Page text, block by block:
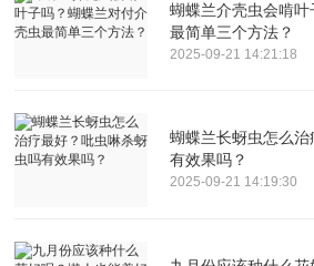
蝴蝶兰介壳虫会啃
最简单三个方法？
2025-09-21 14:21:18
蝴蝶兰长蚜虫怎么
有效果吗？
2025-09-21 14:19:30